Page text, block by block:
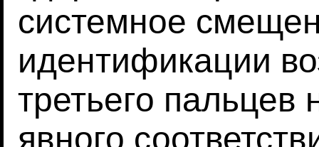
системное
идентификации
третьего пальцев
явного